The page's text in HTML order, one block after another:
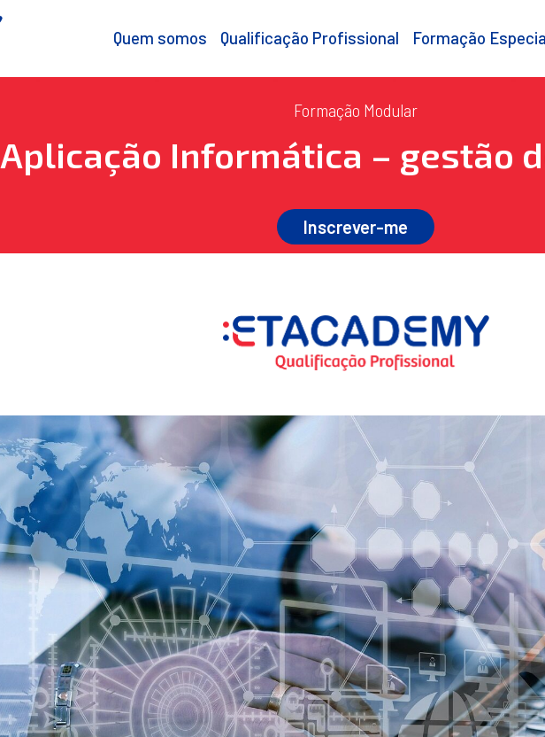
Quem somos Qualificação Profissional Formação
Formação Modular
Aplicação Informática – gestão
Inscrever-me